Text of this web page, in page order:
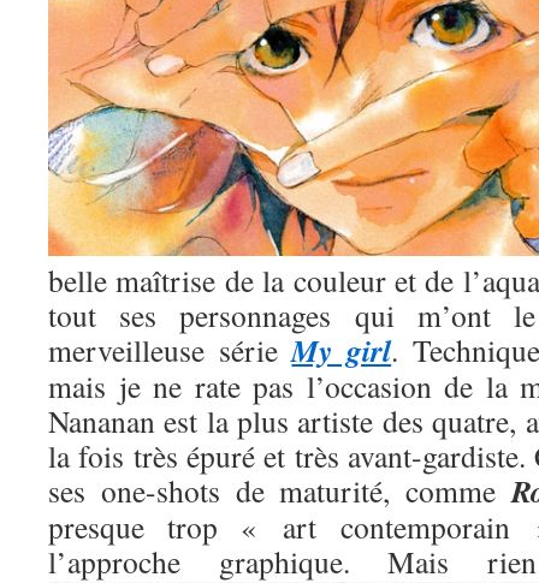
belle maîtrise de la couleur et de
tout ses personnages qui m’ont
merveilleuse sérieMy girl.
mais je ne rate pas l’occasion de la
Nananan est la plus artiste des quatre,
la fois très épuré et très avant-
ses one-shots de maturité, comme
presque trop « art contemporain
l’approche graphique. Mais